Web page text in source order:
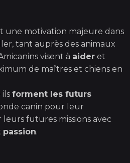
Flaïka
une motivation majeure dans
tant auprès des animaux
visent à aider et
de maîtres et chiens en
forment les futurs
canin pour leur
futures missions avec
passion.